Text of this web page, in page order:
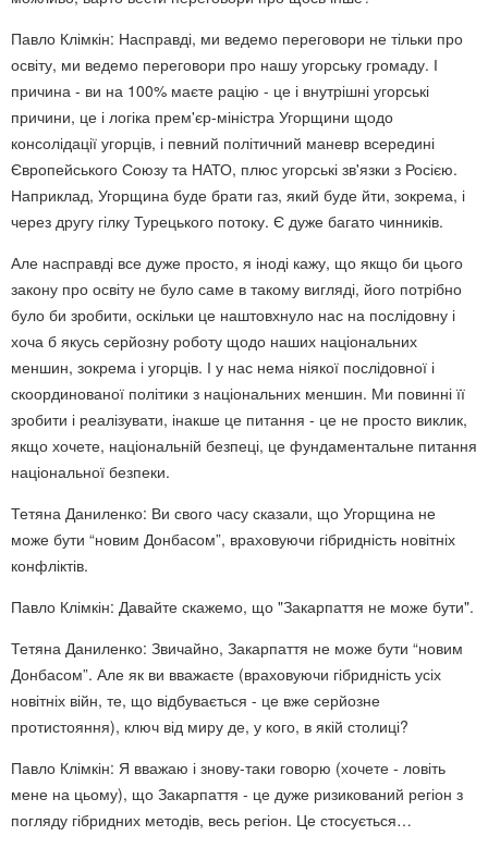
Павло Клімкін: Насправді, ми ведемо переговори не тільки про
освіту, ми ведемо переговори про нашу угорську громаду. І
причина - ви на 100% маєте рацію - це і внутрішні угорські
причини, це і логіка прем'єр-міністра Угорщини щодо
консолідації угорців, і певний політичний маневр всередині
Європейського Союзу та НАТО, плюс угорські зв'язки з Росією.
Наприклад, Угорщина буде брати газ, який буде йти, зокрема, і
через другу гілку Турецького потоку. Є дуже багато чинників.
Але насправді все дуже просто, я іноді кажу, що якщо би цього
закону про освіту не було саме в такому вигляді, його потрібно
було би зробити, оскільки це наштовхнуло нас на послідовну і
хоча б якусь серйозну роботу щодо наших національних
меншин, зокрема і угорців. І у нас нема ніякої послідовної і
скоординованої політики з національних меншин. Ми повинні її
зробити і реалізувати, інакше це питання - це не просто виклик,
якщо хочете, національній безпеці, це фундаментальне питання
національної безпеки.
Тетяна Даниленко: Ви свого часу сказали, що Угорщина не
може бути “новим Донбасом”, враховуючи гібридність новітніх
конфліктів.
Павло Клімкін: Давайте скажемо, що "Закарпаття не може бути".
Тетяна Даниленко: Звичайно, Закарпаття не може бути “новим
Донбасом”. Але як ви вважаєте (враховуючи гібридність усіх
новітніх війн, те, що відбувається - це вже серйозне
протистояння), ключ від миру де, у кого, в якій столиці?
Павло Клімкін: Я вважаю і знову-таки говорю (хочете - ловіть
мене на цьому), що Закарпаття - це дуже ризикований регіон з
погляду гібридних методів, весь регіон. Це стосується…